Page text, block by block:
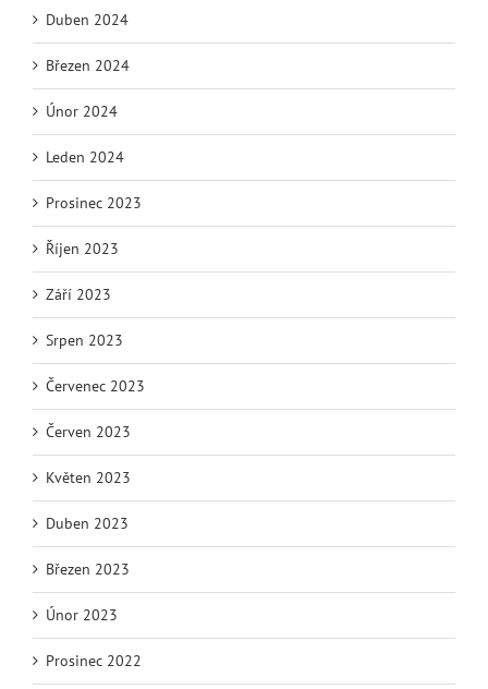
Duben 2024
Březen 2024
Únor 2024
Leden 2024
Prosinec 2023
Říjen 2023
Září 2023
Srpen 2023
Červenec 2023
Červen 2023
Květen 2023
Duben 2023
Březen 2023
Únor 2023
Prosinec 2022